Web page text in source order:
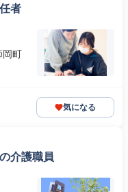
者
岡町
気になる
介護職員